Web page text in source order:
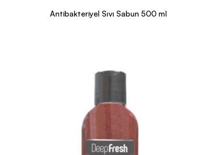
Antibakteriyel Sıvı Sabun 500 ml